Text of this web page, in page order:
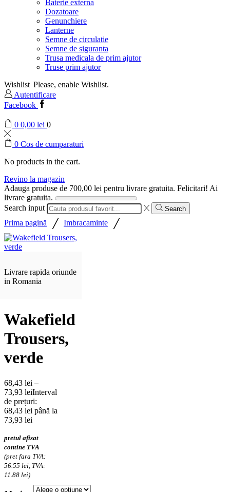
Baterie externa
Dozatoare
Genunchiere
Lanterne
Semne de circulatie
Semne de siguranta
Trusa medicala de prim ajutor
Truse prim ajutor
Wishlist Please, enable Wishlist.
Autentificare
Facebook
0 0,00 lei 0
0 Cos de cumparaturi
No products in the cart.
Revino la magazin
Adauga produse de 700,00 lei pentru livrare gratuita. Felicitari! Ai
livrare gratuita.
Search input
Search
Prima pagină / Imbracaminte /
Livrare rapida oriunde
in Romania
Wakefield
Trousers,
verde
68,43 lei –
73,93 leiInterval
de prețuri:
68,43 lei până la
73,93 lei
pretul afisat
contine TVA
(pret fara TVA:
56.55 lei, TVA:
11.88 lei)